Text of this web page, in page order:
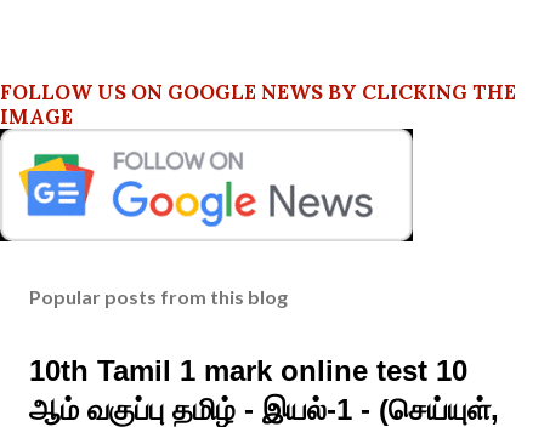
FOLLOW US ON GOOGLE NEWS BY CLICKING THE
IMAGE
Popular posts from this blog
10th Tamil 1 mark online test 10
ஆம் வகுப்பு தமிழ் - இயல்-1 - (செய்யுள்,